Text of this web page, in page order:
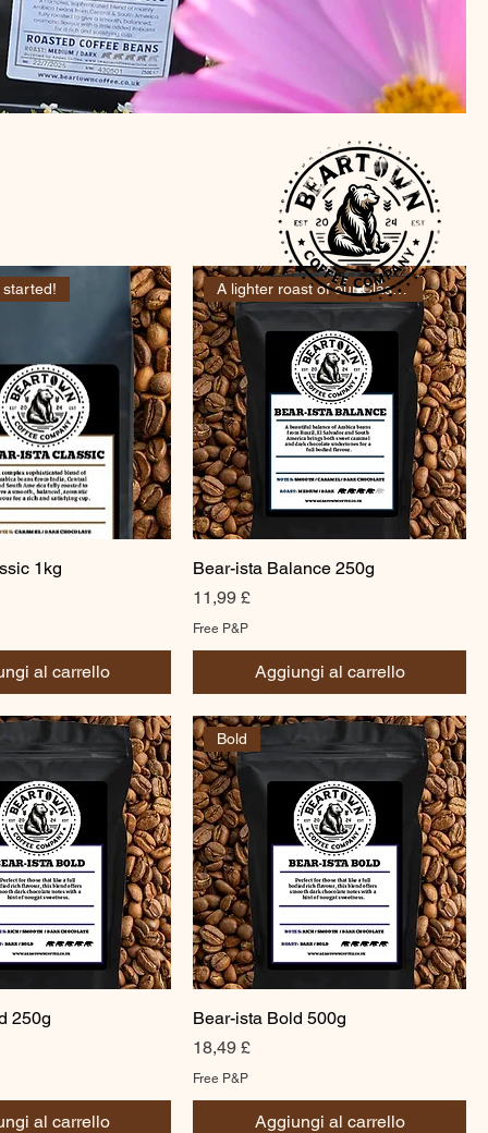
started!
1kg
al carrello
A lighter roast of our Classic
Bear-ista Balance 250g
Prezzo
11,99 £
Free P&P
Aggiungi al carrello
250g
al carrello
Bold
Bear-ista Bold 500g
Prezzo
18,49 £
Free P&P
Aggiungi al carrello